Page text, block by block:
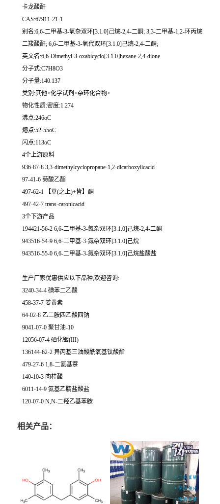
卡龙酸酐
CAS:67911-21-1
别名:6,6-二甲基-3-氧杂双环[3.1.0]己烷-2,4-二酮; 3,3-二甲基-1,2-环丙烷
二羧酸酐; 6,6-二甲基-3-氧代双环[3.1.0]己烷-2,4-二酮;
英文名:6,6-Dimethyl-3-oxabicyclo[3.1.0]hexane-2,4-dione
分子式:C7H8O3
分子量:140.137
类别:其他>化学试剂>杂环化合物>
物化性质:密度:1.274
沸点:246oC
熔点:52-55oC
闪点:113oC
4个上游原料
936-87-8 3,3-dimethylcyclopropane-1,2-dicarboxylicacid
97-41-6 菊酸乙酯
497-62-1 【草(之上)+皆】酮
497-42-7 trans-caronicacid
3个下游产品
194421-56-2 6,6-二甲基-3-氮杂双环[3.1.0]己烷-2,4-二酮
943516-54-9 6,6-二甲基-3-氮杂双环[3.1.0]己烷
943516-55-0 6,6-二甲基-3-氮杂双环[3.1.0]己烷盐酸盐
生产厂家优惠供应以下品种,欢迎咨询:
3240-34-4 碘苯二乙酸
458-37-7 姜黄素
64-02-8 乙二胺四乙酸四钠
9041-07-0 聚甘油-10
12056-07-4 硒化铟(III)
136144-62-2 异丙基三油酸酰氧基钛酸酯
479-27-6 1,8-二氨基萘
140-10-3 肉桂酸
6011-14-9 氨基乙腈盐酸盐
120-07-0 N,N-二羟乙基苯胺
相关产品：